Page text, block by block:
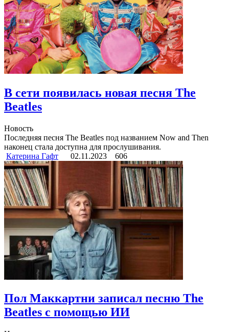
В сети появилась новая песня The
Beatles
Новость
Последняя песня The Beatles под названием Now and Then
наконец стала доступна для прослушивания.
Катерина Гафт
02.11.2023 606
Пол Маккартни записал песню The
Beatles с помощью ИИ